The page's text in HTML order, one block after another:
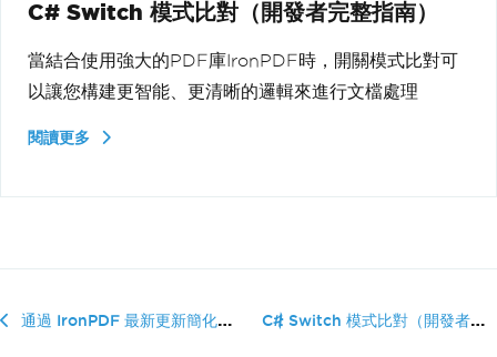
C# Switch 模式比對（開發者完整指南）
當結合使用強大的PDF庫IronPDF時，開關模式比對可
以讓您構建更智能、更清晰的邏輯來進行文檔處理
閱讀更多
通過 IronPDF 最新更新簡化電子開票：PDF/A-3 合規性和 ZUGFeRD 支援 C# Switch 模式比對（開發者�...